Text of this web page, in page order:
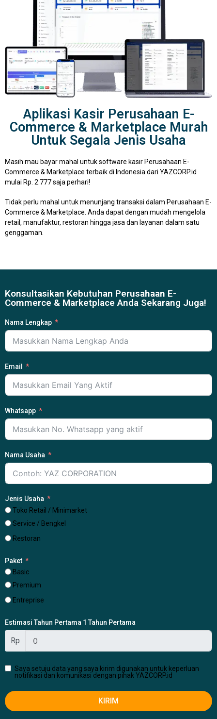
Aplikasi Kasir Perusahaan E-
Commerce & Marketplace Murah
Untuk Segala Jenis Usaha
Masih mau bayar mahal untuk software kasir Perusahaan E-
Commerce & Marketplace terbaik di Indonesia dari YAZCORP.id
mulai Rp. 2.777 saja perhari!
Tidak perlu mahal untuk menunjang transaksi dalam Perusahaan E-
Commerce & Marketplace. Anda dapat dengan mudah mengelola
retail, manufaktur, restoran hingga jasa dan layanan dalam satu
genggaman.
Konsultasikan Kebutuhan Perusahaan E-
Commerce & Marketplace Anda Sekarang Juga!
Nama Lengkap
Email
Whatsapp
Nama Usaha
Jenis Usaha
Toko Retail / Minimarket
Service / Bengkel
Restoran
Paket
Basic
Premium
Entreprise
Estimasi Tahun Pertama 1 Tahun Pertama
Rp
Saya setuju data yang saya kirim digunakan untuk keperluan
notifikasi dan komunikasi dengan pihak YAZCORP.id
KIRIM